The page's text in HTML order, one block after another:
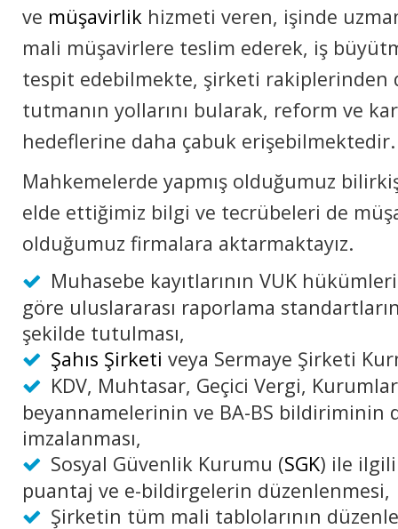
ve müşavirlik hizmeti veren, işinde
mali müşavirlere teslim ederek, iş
tespit edebilmekte, şirketi rakiplerinden
tutmanın yollarını bularak, reform ve
hedeflerine daha çabuk erişebilmektedir.
Mahkemelerde yapmış olduğumuz
elde ettiğimiz bilgi ve tecrübeleri de
olduğumuz firmalara aktarmaktayız.
Muhasebe kayıtlarının VUK
göre uluslararası raporlama
şekilde tutulması,
Şahıs Şirketi veya Sermaye Şirketi
KDV, Muhtasar, Geçici Vergi,
beyannamelerinin ve BA-BS bildiriminin
imzalanması,
Sosyal Güvenlik Kurumu (SGK) ile
puantaj ve e-bildirgelerin düzenlenmesi,
Şirketin tüm mali tablolarının